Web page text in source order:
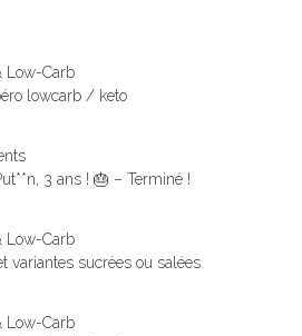
Low-Carb
lowcarb / keto
3 ans ! 🎂 – Terminé !
Low-Carb
variantes sucrées ou salées
Low-Carb